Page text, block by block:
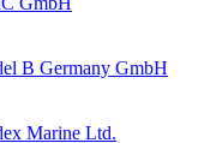
B Germany GmbH
Marine Ltd.